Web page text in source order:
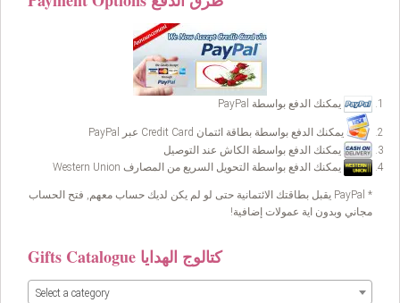
يمكنك الدفع بواسطة PayPal
يمكنك الدفع بواسطة بطاقة ائتمان Credit Card عبر PayPal
يمكنك الدفع بواسطة الكاش عند التوصيل
يمكنك الدفع بواسطة التحويل السريع من المصارف Western Union
* PayPal يقبل بطاقتك الائتمانية حتى لو لم يكن لديك حساب معهم, فتح الحساب
مجاني وبدون اية عمولات إضافية!
Gifts Catalogue كتالوج الهدايا
Select a category